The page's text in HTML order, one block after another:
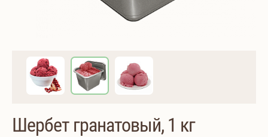
Шербет гранатовый, 1 кг